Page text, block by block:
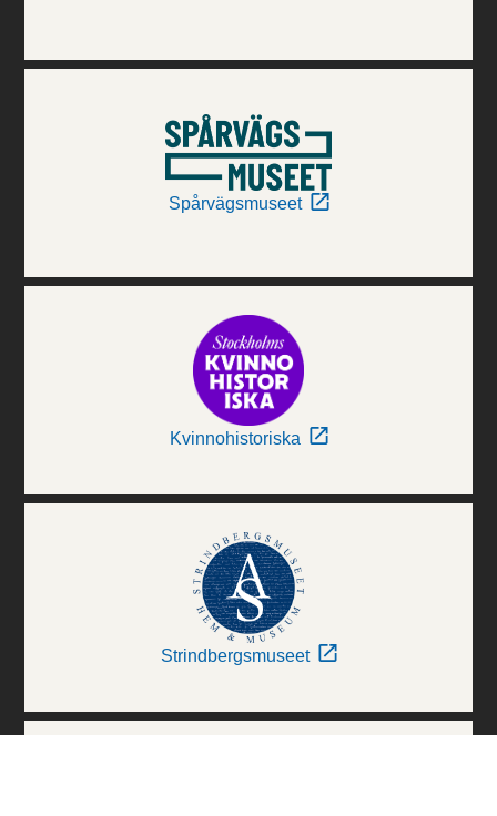
Spårvägsmuseet
Kvinnohistoriska
Strindbergsmuseet